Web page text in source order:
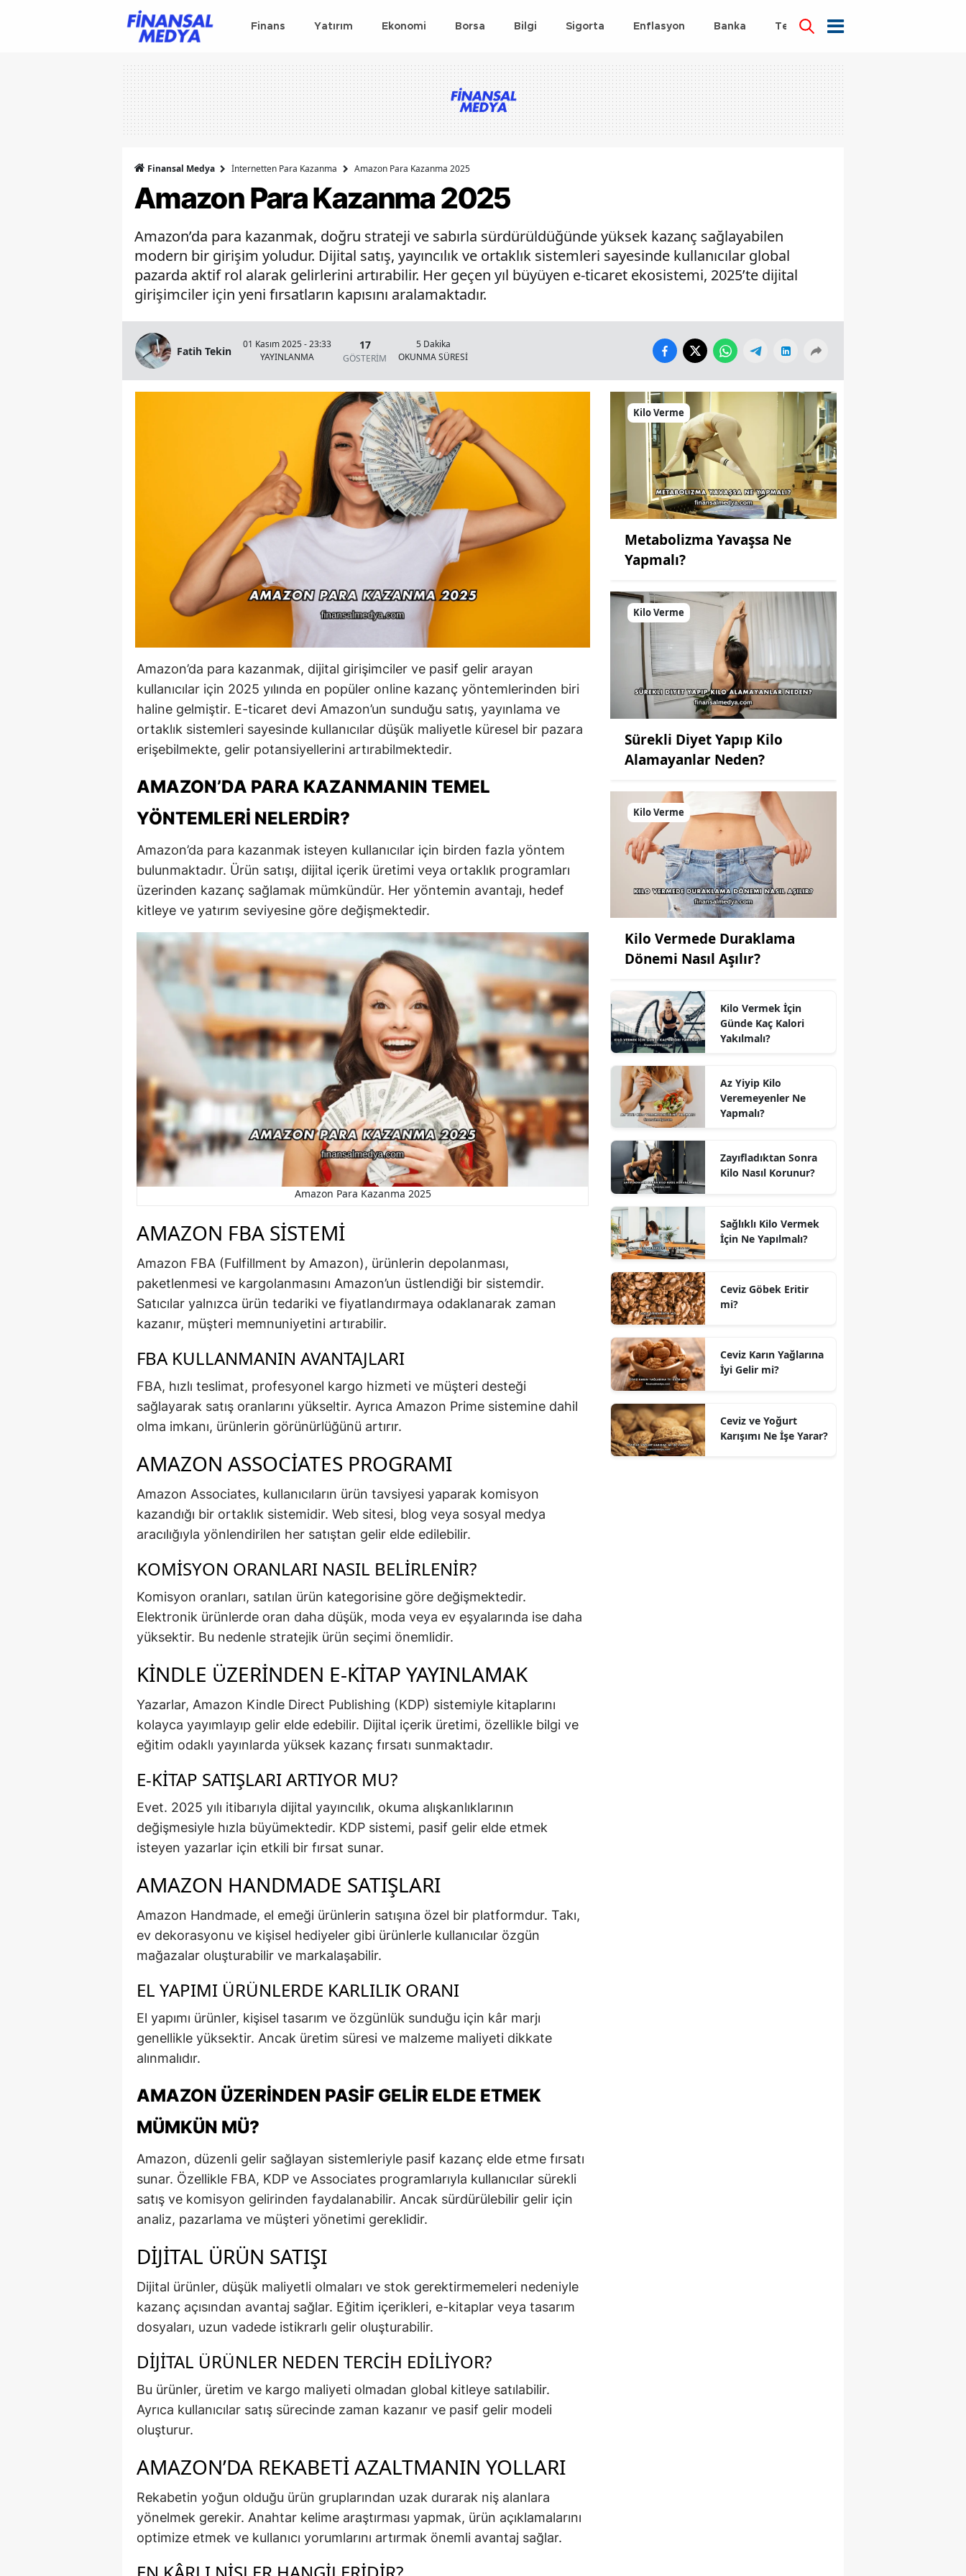
Finans Yatırım Ekonomi Borsa Bilgi Sigorta Enflasyon Banka Teknoloji
Finansal Medya İnternetten Para Kazanma Amazon Para Kazanma 2025
Amazon Para Kazanma 2025
Amazon’da para kazanmak, doğru strateji ve sabırla sürdürüldüğünde yüksek kazanç sağlayabilen
modern bir girişim yoludur. Dijital satış, yayıncılık ve ortaklık sistemleri sayesinde kullanıcılar global
pazarda aktif rol alarak gelirlerini artırabilir. Her geçen yıl büyüyen e-ticaret ekosistemi, 2025’te dijital
girişimciler için yeni fırsatların kapısını aralamaktadır.
Fatih Tekin
01 Kasım 2025 - 23:33
YAYINLANMA
17
GÖSTERİM
5 Dakika
OKUNMA SÜRESİ
Amazon’da para kazanmak, dijital girişimciler ve pasif gelir arayan
kullanıcılar için 2025 yılında en popüler online kazanç yöntemlerinden biri
haline gelmiştir. E-ticaret devi Amazon’un sunduğu satış, yayınlama ve
ortaklık sistemleri sayesinde kullanıcılar düşük maliyetle küresel bir pazara
erişebilmekte, gelir potansiyellerini artırabilmektedir.
AMAZON’DA PARA KAZANMANIN TEMEL
YÖNTEMLERI NELERDIR?
Amazon’da para kazanmak isteyen kullanıcılar için birden fazla yöntem
bulunmaktadır. Ürün satışı, dijital içerik üretimi veya ortaklık programları
üzerinden kazanç sağlamak mümkündür. Her yöntemin avantajı, hedef
kitleye ve yatırım seviyesine göre değişmektedir.
Amazon Para Kazanma 2025
AMAZON FBA SISTEMI
Amazon FBA (Fulfillment by Amazon), ürünlerin depolanması,
paketlenmesi ve kargolanmasını Amazon’un üstlendiği bir sistemdir.
Satıcılar yalnızca ürün tedariki ve fiyatlandırmaya odaklanarak zaman
kazanır, müşteri memnuniyetini artırabilir.
FBA KULLANMANIN AVANTAJLARI
FBA, hızlı teslimat, profesyonel kargo hizmeti ve müşteri desteği
sağlayarak satış oranlarını yükseltir. Ayrıca Amazon Prime sistemine dahil
olma imkanı, ürünlerin görünürlüğünü artırır.
AMAZON ASSOCIATES PROGRAMI
Amazon Associates, kullanıcıların ürün tavsiyesi yaparak komisyon
kazandığı bir ortaklık sistemidir. Web sitesi, blog veya sosyal medya
aracılığıyla yönlendirilen her satıştan gelir elde edilebilir.
KOMISYON ORANLARI NASIL BELIRLENIR?
Komisyon oranları, satılan ürün kategorisine göre değişmektedir.
Elektronik ürünlerde oran daha düşük, moda veya ev eşyalarında ise daha
yüksektir. Bu nedenle stratejik ürün seçimi önemlidir.
KINDLE ÜZERINDEN E-KITAP YAYINLAMAK
Yazarlar, Amazon Kindle Direct Publishing (KDP) sistemiyle kitaplarını
kolayca yayımlayıp gelir elde edebilir. Dijital içerik üretimi, özellikle bilgi ve
eğitim odaklı yayınlarda yüksek kazanç fırsatı sunmaktadır.
E-KITAP SATIŞLARI ARTIYOR MU?
Evet. 2025 yılı itibarıyla dijital yayıncılık, okuma alışkanlıklarının
değişmesiyle hızla büyümektedir. KDP sistemi, pasif gelir elde etmek
isteyen yazarlar için etkili bir fırsat sunar.
AMAZON HANDMADE SATIŞLARI
Amazon Handmade, el emeği ürünlerin satışına özel bir platformdur. Takı,
ev dekorasyonu ve kişisel hediyeler gibi ürünlerle kullanıcılar özgün
mağazalar oluşturabilir ve markalaşabilir.
EL YAPIMI ÜRÜNLERDE KARLILIK ORANI
El yapımı ürünler, kişisel tasarım ve özgünlük sunduğu için kâr marjı
genellikle yüksektir. Ancak üretim süresi ve malzeme maliyeti dikkate
alınmalıdır.
AMAZON ÜZERINDEN PASIF GELIR ELDE ETMEK
MÜMKÜN MÜ?
Amazon, düzenli gelir sağlayan sistemleriyle pasif kazanç elde etme fırsatı
sunar. Özellikle FBA, KDP ve Associates programlarıyla kullanıcılar sürekli
satış ve komisyon gelirinden faydalanabilir. Ancak sürdürülebilir gelir için
analiz, pazarlama ve müşteri yönetimi gereklidir.
DIJITAL ÜRÜN SATIŞI
Dijital ürünler, düşük maliyetli olmaları ve stok gerektirmemeleri nedeniyle
kazanç açısından avantaj sağlar. Eğitim içerikleri, e-kitaplar veya tasarım
dosyaları, uzun vadede istikrarlı gelir oluşturabilir.
DIJITAL ÜRÜNLER NEDEN TERCIH EDILIYOR?
Bu ürünler, üretim ve kargo maliyeti olmadan global kitleye satılabilir.
Ayrıca kullanıcılar satış sürecinde zaman kazanır ve pasif gelir modeli
oluşturur.
AMAZON’DA REKABETI AZALTMANIN YOLLARI
Rekabetin yoğun olduğu ürün gruplarından uzak durarak niş alanlara
yönelmek gerekir. Anahtar kelime araştırması yapmak, ürün açıklamalarını
optimize etmek ve kullanıcı yorumlarını artırmak önemli avantaj sağlar.
Kilo Verme
Metabolizma Yavaşsa Ne
Yapmalı?
Kilo Verme
Sürekli Diyet Yapıp Kilo
Alamayanlar Neden?
Kilo Verme
Kilo Vermede Duraklama
Dönemi Nasıl Aşılır?
Kilo Vermek İçin
Günde Kaç Kalori
Yakılmalı?
Az Yiyip Kilo
Veremeyenler Ne
Yapmalı?
Zayıfladıktan Sonra
Kilo Nasıl Korunur?
Sağlıklı Kilo Vermek
İçin Ne Yapılmalı?
Ceviz Göbek Eritir
mi?
Ceviz Karın Yağlarına
İyi Gelir mi?
Ceviz ve Yoğurt
Karışımı Ne İşe Yarar?